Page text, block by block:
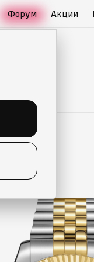
Форум Акции